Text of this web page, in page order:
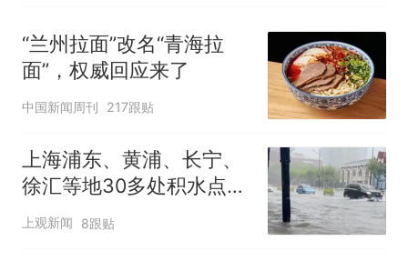
“兰州拉面”改名“青海拉
面”，权威回应来了
中国新闻周刊 217跟贴
上海浦东、黄浦、长宁、
徐汇等地30多处积水点正
在抢排
上观新闻 8跟贴